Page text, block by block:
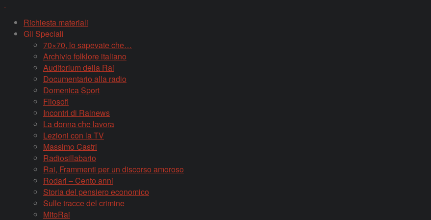
Richiesta materiali
Gli Speciali
70×70, lo sapevate che…
Archivio folklore italiano
Auditorium della Rai
Documentario alla radio
Domenica Sport
Filosofi
Incontri di Rainews
La donna che lavora
Lezioni con la TV
Massimo Castri
Radiosillabario
Rai, Frammenti per un discorso amoroso
Rodari – Cento anni
Storia del pensiero economico
Sulle tracce del crimine
MitoRai